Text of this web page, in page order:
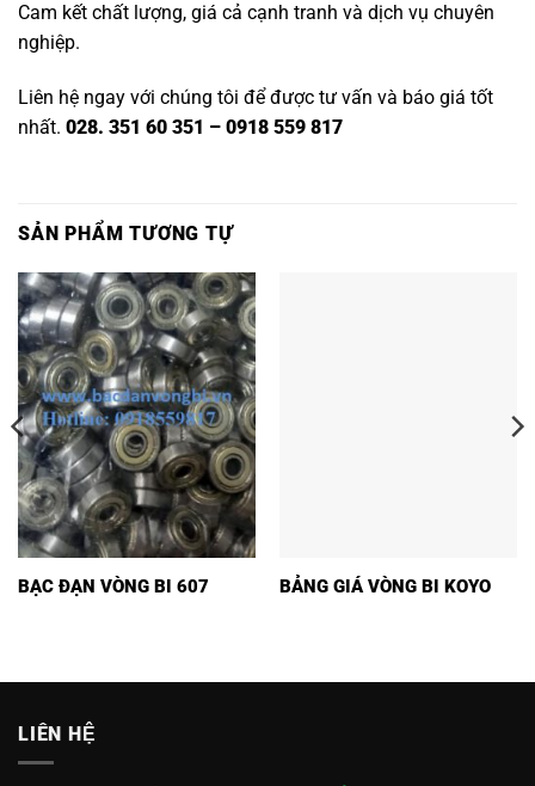
Cam kết chất lượng, giá cả cạnh tranh và dịch vụ chuyên
nghiệp.
Liên hệ ngay với chúng tôi để được tư vấn và báo giá tốt
nhất. 028. 351 60 351 – 0918 559 817
SẢN PHẨM TƯƠNG TỰ
BẠC ĐẠN VÒNG BI 607 BẢNG GIÁ VÒNG BI KOYO
LIÊN HỆ